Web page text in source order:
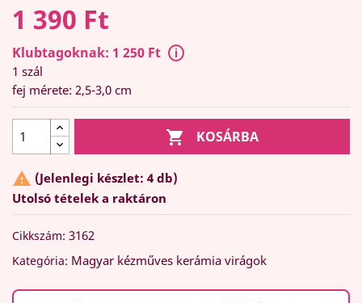
1 390 Ft
Klubtagoknak: 1 250 Ft
1 szál
fej mérete: 2,5-3,0 cm
 KOSÁRBA
 (Jelenlegi készlet: 4 db)
Utolsó tételek a raktáron
Cikkszám: 3162
Kategória: Magyar kézműves kerámia virágok